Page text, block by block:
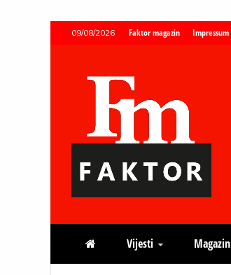
09/08/2026 Faktor magazin Impressum
Faktor magazin
Vijesti Magazin